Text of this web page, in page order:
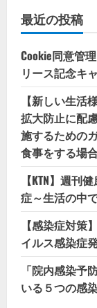
最近の投稿
Cookie同意管
リース記念キ
【新しい生活
拡大防止に配
施するための
食事をする場
【KTN】週
症～生活の中
【感染症対策
イルス感染症
「院内感染予
いる５つの感